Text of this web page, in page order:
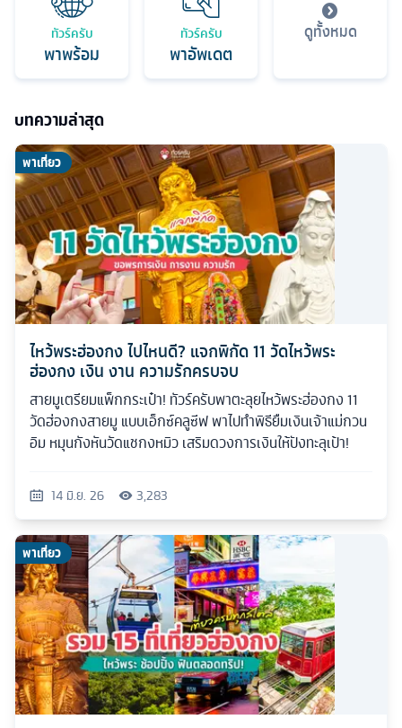
ทัวร์ครับ
พาพร้อม
ทัวร์ครับ
พาอัพเดต
ดูทั้งหมด
บทความล่าสุด
พาเที่ยว
ไหว้พระฮ่องกง ไปไหนดี? แจกพิกัด 11 วัดไหว้พระ
ฮ่องกง เงิน งาน ความรักครบจบ
สายมูเตรียมแพ็กกระเป๋า! ทัวร์ครับพาตะลุยไหว้พระฮ่องกง 11
วัดฮ่องกงสายมู แบบเอ็กซ์คลูซีฟ พาไปทำพิธียืมเงินเจ้าแม่กวน
อิม หมุนกังหันวัดแชกงหมิว เสริมดวงการเงินให้ปังทะลุเป้า!
14 มิ.ย. 26 3,283
พาเที่ยว